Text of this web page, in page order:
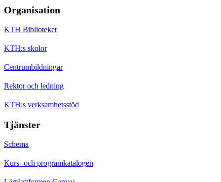
Organisation
KTH Biblioteket
KTH:s skolor
Centrumbildningar
Rektor och ledning
KTH:s verksamhetsstöd
Tjänster
Schema
Kurs- och programkatalogen